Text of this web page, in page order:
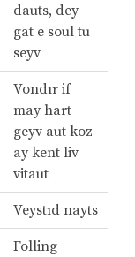
dauts, dey
gat e soul tu
seyv
Vondır if
may hart
geyv aut koz
ay kent liv
vitaut
Veystıd nayts
Folling